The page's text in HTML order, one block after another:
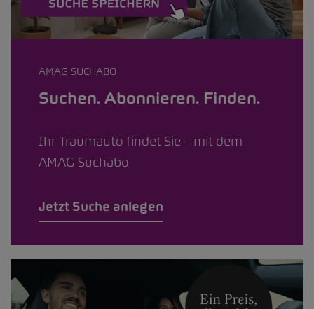
AMAG SUCHABO
Suchen. Abonnieren. Finden.
Ihr Traumauto findet Sie – mit dem
AMAG Suchabo
Jetzt Suche anlegen